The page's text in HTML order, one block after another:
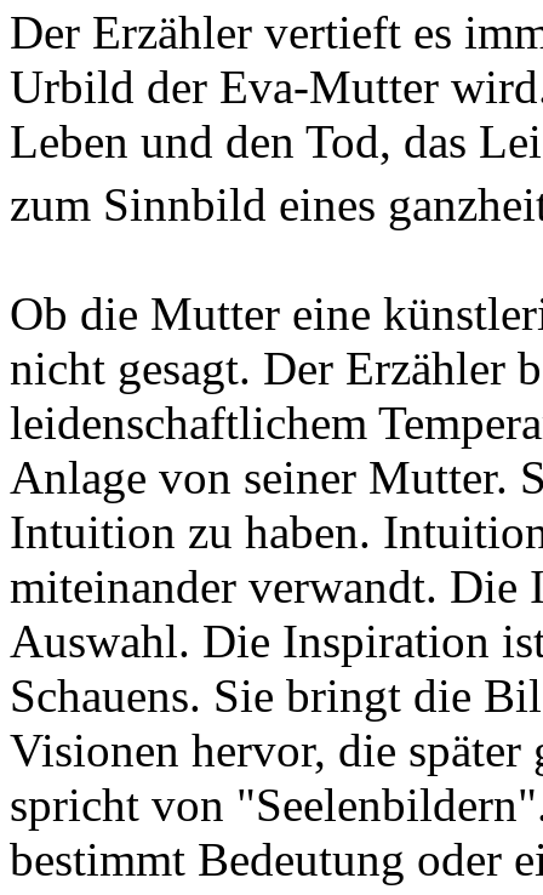
Der Erzähler vertieft es
Urbild der Eva-Mutter
Leben und den Tod, das
zum Sinnbild eines
Ob die Mutter eine
nicht gesagt. Der Erzähler
leidenschaftlichem
Anlage von seiner Mutter.
Intuition zu haben.
miteinander verwandt. Die
Auswahl. Die Inspiration
Schauens. Sie bringt die
Visionen hervor, die später
spricht von
bestimmt Bedeutung oder